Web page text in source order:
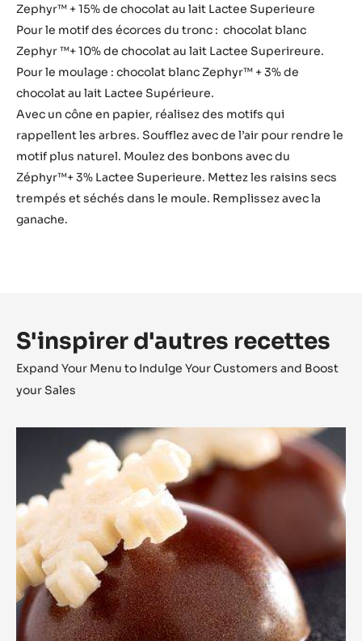
Préparation:
Bar
a
vin
bonbon
Vin (200 gr., car il s’évapore un peu) porter à ébullition,
ajouter l’anis et le raisin sec (coupé en quatre). Faire
bouillir pendant une minute. Égoutter le vin. Séchez le
raisin sec dans un four pendant 30 min à 90C.
Pendant ce temps, écailler 150 gr de vin, ajouter le
sorbitol et la crème. A 85C, ajouter le mélange au
chocolat et faire une émulsion.
Pour le moulage, vous avez besoin de chocolat blanc
Zephyr™ + 15% de chocolat au lait Lactee Superieure
rappellent les arbres. Soufflez avec de l’air pour rendre le
motif plus naturel. Moulez des bonbons avec du
S'inspirer d'autres recettes
Expand Your Menu to Indulge Your Customers and Boost
your Sales